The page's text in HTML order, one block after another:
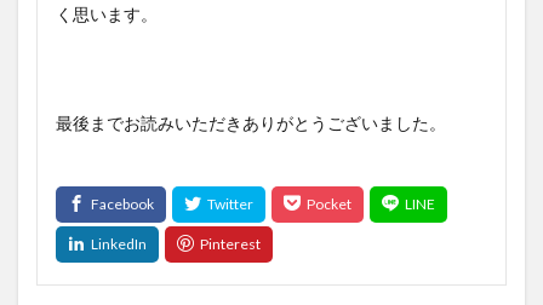
く思います。
最後までお読みいただきありがとうございました。